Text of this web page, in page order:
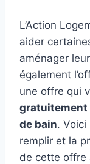
L’Action
aider
aménager
également
une offre qui
gratuitement
de bain.
remplir et la
de cette offre